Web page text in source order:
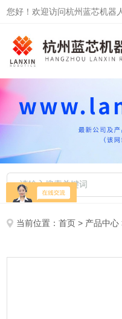
您好！欢迎访问杭州蓝芯机器
当前位置：首页 > 产品中心